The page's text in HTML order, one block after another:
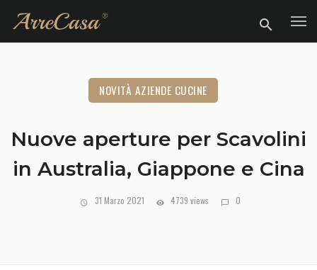
NOVITÀ AZIENDE CUCINE
Nuove aperture per Scavolini
in Australia, Giappone e Cina
31 Marzo 2021 4739 views 0